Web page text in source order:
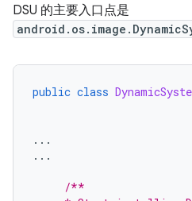
DSU 的主要入口点是
public class
...
...
/**